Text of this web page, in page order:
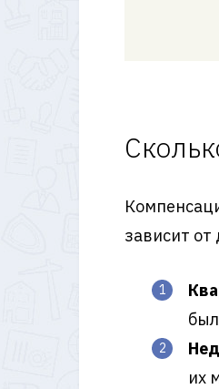
зависит от
их